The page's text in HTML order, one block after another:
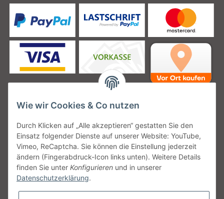
Unsere Versanddienstleister
Unsere Communities
Wie wir Cookies & Co nutzen
Durch Klicken auf „Alle akzeptieren“ gestatten Sie den
Einsatz folgender Dienste auf unserer Website: YouTube,
Vimeo, ReCaptcha. Sie können die Einstellung jederzeit
ändern (Fingerabdruck-Icon links unten). Weitere Details
finden Sie unter Konfigurieren und in unserer
Datenschutzerklärung.